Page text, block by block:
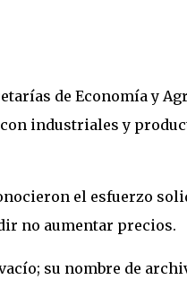
de Economía y
industriales y
el esfuerzo
no aumentar precios.